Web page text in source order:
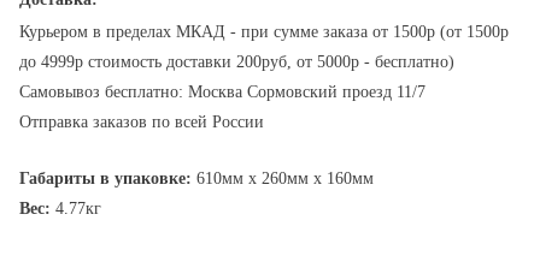
Курьером в пределах МКАД - при сумме заказа от 1500р (от 1500р
до 4999р стоимость доставки 200руб, от 5000р - бесплатно)
Самовывоз бесплатно: Москва Сормовский проезд 11/7
Отправка заказов по всей России
Габариты в упаковке: 610мм x 260мм x 160мм
Вес: 4.77кг